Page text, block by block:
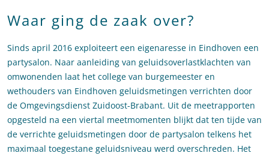
Waar ging de zaak over?
Sinds april 2016 exploiteert een eigenaresse in Eindhoven een
partysalon. Naar aanleiding van geluidsoverlastklachten van
omwonenden laat het college van burgemeester en
wethouders van Eindhoven geluidsmetingen verrichten door
de Omgevingsdienst Zuidoost-Brabant. Uit de meetrapporten
opgesteld na een viertal meetmomenten blijkt dat ten tijde van
de verrichte geluidsmetingen door de partysalon telkens het
maximaal toegestane geluidsniveau werd overschreden. Het